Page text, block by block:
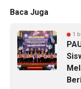
Baca Juga
1